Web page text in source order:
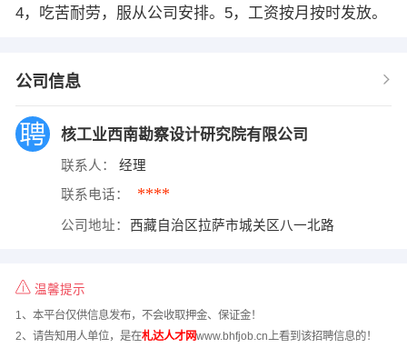
4，吃苦耐劳，服从公司安排。5，工资按月按时发放。
公司信息
核工业西南勘察设计研究院有限公司
联系人： 经理
联系电话： ****
公司地址： 西藏自治区拉萨市城关区八一北路
温馨提示
1、本平台仅供信息发布，不会收取押金、保证金！
2、请告知用人单位，是在札达人才网www.bhfjob.cn上看到该招聘信息的！